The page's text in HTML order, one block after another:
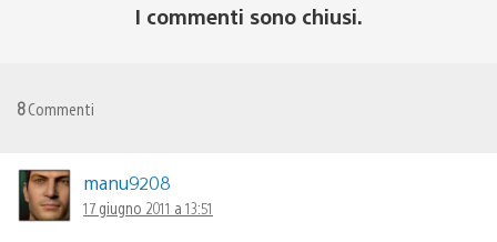
I commenti sono chiusi.
8Commenti
manu9208
17 giugno 2011 a 13:51